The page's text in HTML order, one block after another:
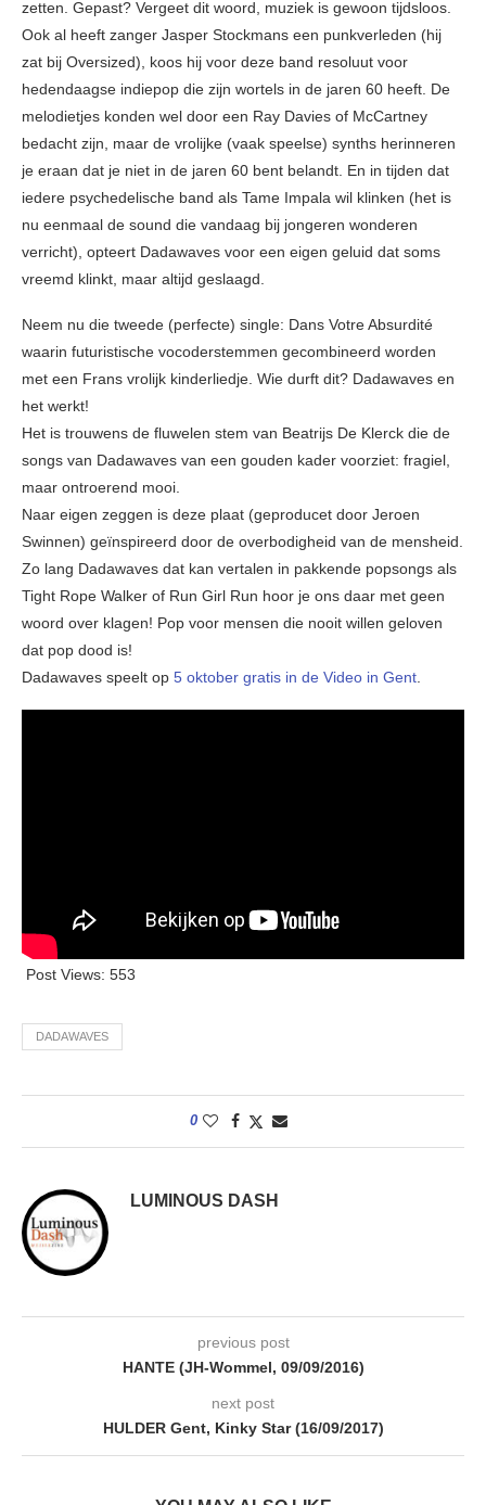
zetten. Gepast? Vergeet dit woord, muziek is gewoon tijdsloos.
Ook al heeft zanger Jasper Stockmans een punkverleden (hij
zat bij Oversized), koos hij voor deze band resoluut voor
hedendaagse indiepop die zijn wortels in de jaren 60 heeft. De
melodietjes konden wel door een Ray Davies of McCartney
bedacht zijn, maar de vrolijke (vaak speelse) synths herinneren
je eraan dat je niet in de jaren 60 bent belandt. En in tijden dat
iedere psychedelische band als Tame Impala wil klinken (het is
nu eenmaal de sound die vandaag bij jongeren wonderen
verricht), opteert Dadawaves voor een eigen geluid dat soms
vreemd klinkt, maar altijd geslaagd.
Neem nu die tweede (perfecte) single: Dans Votre Absurdité
waarin futuristische vocoderstemmen gecombineerd worden
met een Frans vrolijk kinderliedje. Wie durft dit? Dadawaves en
het werkt!
Het is trouwens de fluwelen stem van Beatrijs De Klerck die de
songs van Dadawaves van een gouden kader voorziet: fragiel,
maar ontroerend mooi.
Naar eigen zeggen is deze plaat (geproducet door Jeroen
Swinnen) geïnspireerd door de overbodigheid van de mensheid.
Zo lang Dadawaves dat kan vertalen in pakkende popsongs als
Tight Rope Walker of Run Girl Run hoor je ons daar met geen
woord over klagen! Pop voor mensen die nooit willen geloven
dat pop dood is!
Dadawaves speelt op 5 oktober gratis in de Video in Gent.
Post Views: 553
DADAWAVES
0
LUMINOUS DASH
previous post
HANTE (JH-Wommel, 09/09/2016)
next post
HULDER Gent, Kinky Star (16/09/2017)